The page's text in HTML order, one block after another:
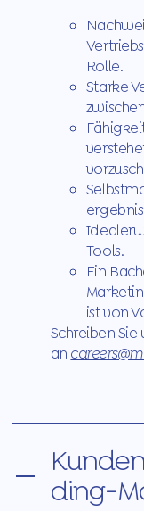
Rolle.
Starke
Tools.
Ein
ist von
Schreiben
an
ding-